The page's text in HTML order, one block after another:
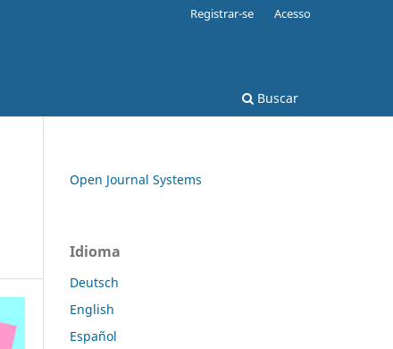
Buscar
Registrar-se Acesso
Open Journal Systems
Idioma
Deutsch
English
Español